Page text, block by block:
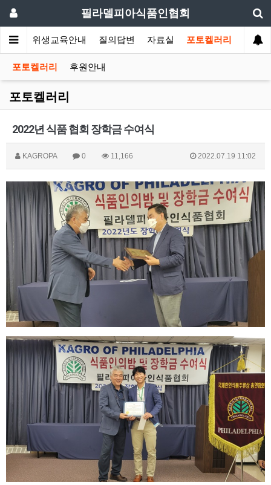
필라델피아식품인협회
식 위생교육안내 질의답변 자료실 포토켈러리
포토켈러리 후원안내
포토켈러리
2022년 식품 협회 장학금 수여식
KAGROPA 0 11,166 2022.07.19 11:02